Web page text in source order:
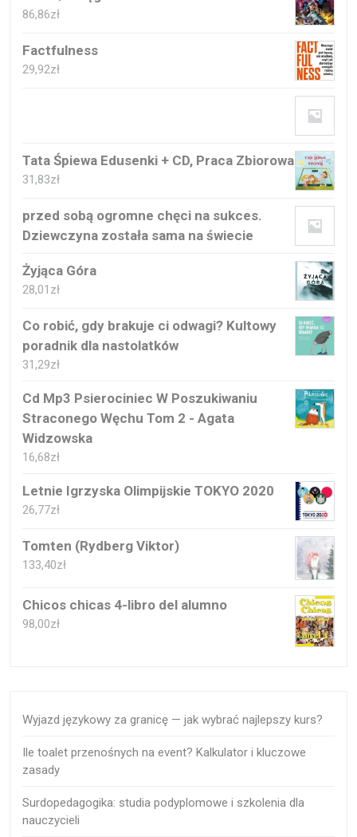
86,86zł
Factfulness
29,92zł
Tata Śpiewa Edusenki + CD, Praca Zbiorowa
31,83zł
przed sobą ogromne chęci na sukces.
Dziewczyna została sama na świecie
Żyjąca Góra
28,01 zł
Co robić, gdy brakuje ci odwagi? Kultowy
poradnik dla nastolatków
31,29zł
Cd Mp3 Psierociniec W Poszukiwaniu
Straconego Węchu Tom 2 - Agata
Widzowska
16,68zł
Letnie Igrzyska Olimpijskie TOKYO 2020
26,77zł
Tomten (Rydberg Viktor)
133,40zł
Chicos chicas 4-libro del alumno
98,00zł
Wyjazd językowy za granicę — jak wybrać najlepszy kurs?
Ile toalet przenośnych na event? Kalkulator i kluczowe
zasady
Surdopedagogika: studia podyplomowe i szkolenia dla
nauczycieli